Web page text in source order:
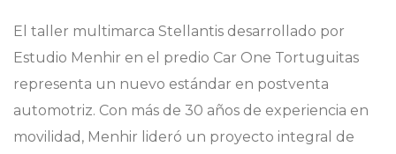
El taller multimarca Stellantis desarrollado por
Estudio Menhir en el predio Car One Tortuguitas
representa un nuevo estándar en postventa
automotriz. Con más de 30 años de experiencia en
movilidad, Menhir lideró un proyecto integral de